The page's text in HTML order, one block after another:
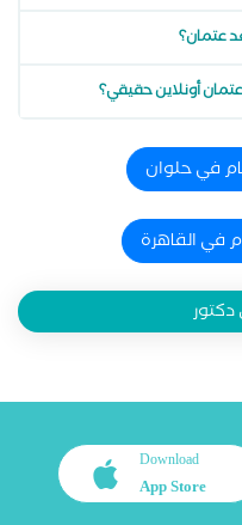
عتمان؟
أونلاين حقيقي؟
في حلوان
في القاهرة
Download
App Store